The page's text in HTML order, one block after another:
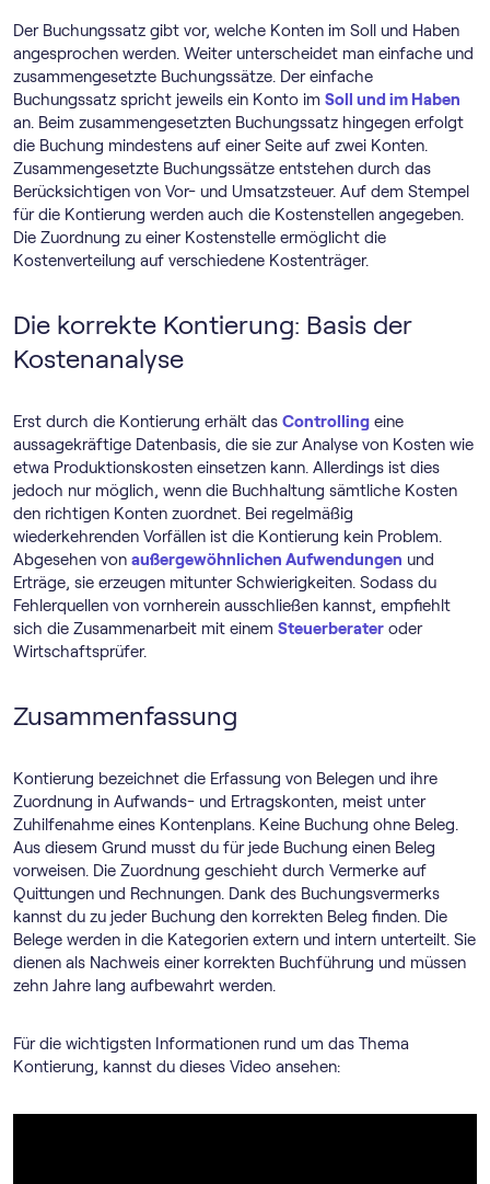
Der Buchungssatz gibt vor, welche Konten im Soll und Haben
angesprochen werden. Weiter unterscheidet man einfache und
zusammengesetzte Buchungssätze. Der einfache
Buchungssatz spricht jeweils ein Konto im Soll und im Haben
an. Beim zusammengesetzten Buchungssatz hingegen erfolgt
die Buchung mindestens auf einer Seite auf zwei Konten.
Zusammengesetzte Buchungssätze entstehen durch das
Berücksichtigen von Vor- und Umsatzsteuer. Auf dem Stempel
für die Kontierung werden auch die Kostenstellen angegeben.
Die Zuordnung zu einer Kostenstelle ermöglicht die
Kostenverteilung auf verschiedene Kostenträger.
Die korrekte Kontierung: Basis der
Kostenanalyse
Erst durch die Kontierung erhält das Controlling eine
aussagekräftige Datenbasis, die sie zur Analyse von Kosten wie
etwa Produktionskosten einsetzen kann. Allerdings ist dies
jedoch nur möglich, wenn die Buchhaltung sämtliche Kosten
den richtigen Konten zuordnet. Bei regelmäßig
wiederkehrenden Vorfällen ist die Kontierung kein Problem.
Abgesehen von außergewöhnlichen Aufwendungen und
Erträge, sie erzeugen mitunter Schwierigkeiten. Sodass du
Fehlerquellen von vornherein ausschließen kannst, empfiehlt
sich die Zusammenarbeit mit einem Steuerberater oder
Wirtschaftsprüfer.
Zusammenfassung
Kontierung bezeichnet die Erfassung von Belegen und ihre
Zuordnung in Aufwands- und Ertragskonten, meist unter
Zuhilfenahme eines Kontenplans. Keine Buchung ohne Beleg.
Aus diesem Grund musst du für jede Buchung einen Beleg
vorweisen. Die Zuordnung geschieht durch Vermerke auf
Quittungen und Rechnungen. Dank des Buchungsvermerks
kannst du zu jeder Buchung den korrekten Beleg finden. Die
Belege werden in die Kategorien extern und intern unterteilt. Sie
dienen als Nachweis einer korrekten Buchführung und müssen
zehn Jahre lang aufbewahrt werden.
Für die wichtigsten Informationen rund um das Thema
Kontierung, kannst du dieses Video ansehen: